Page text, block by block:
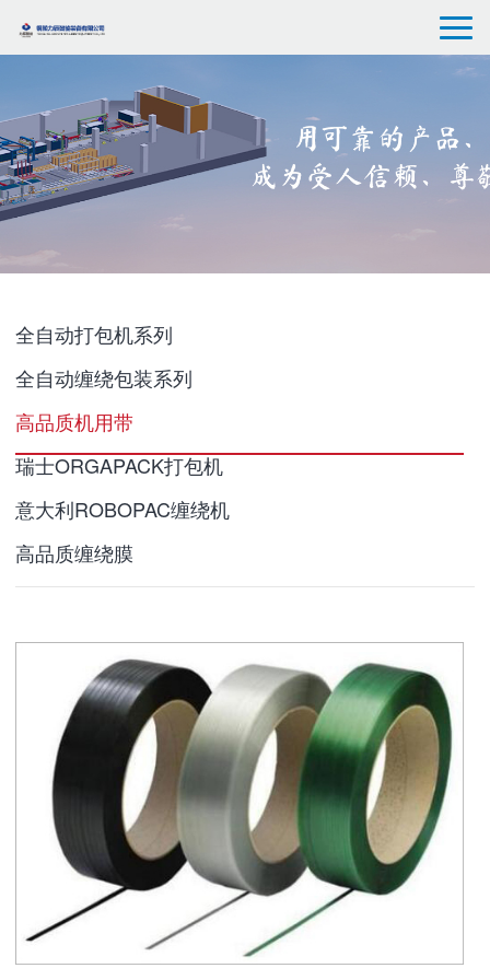
全自动打包机系列
全自动缠绕包装系列
高品质机用带
瑞士ORGAPACK打包机
意大利ROBOPAC缠绕机
高品质缠绕膜